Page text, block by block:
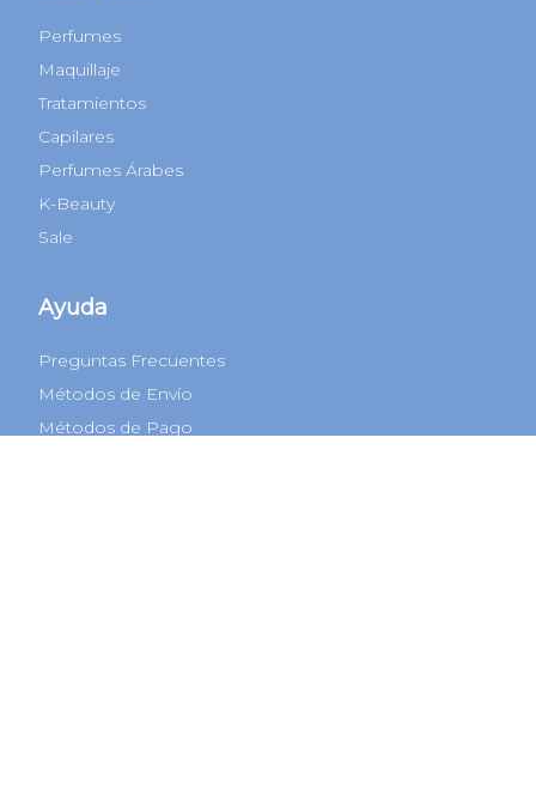
Perfumes
Maquillaje
Tratamientos
Capilares
Perfumes Árabes
K-Beauty
Sale
Ayuda
Preguntas Frecuentes
Métodos de Envío
Métodos de Pago